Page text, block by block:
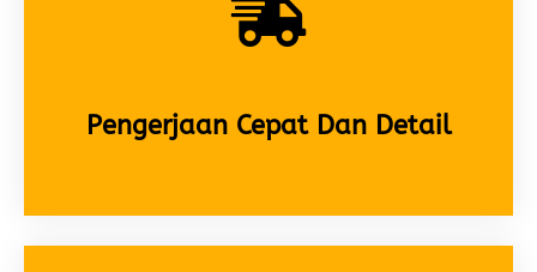
Pengerjaan Cepat Dan Detail